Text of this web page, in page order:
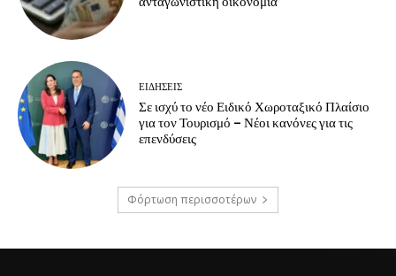
ΕΙΔΗΣΕΙΣ
Σε ισχύ το νέο Ειδικό Χωροταξικό Πλαίσιο
για τον Τουρισμό – Νέοι κανόνες για τις
επενδύσεις
Φόρτωση περισσοτέρων